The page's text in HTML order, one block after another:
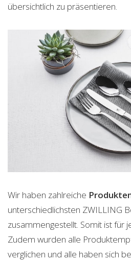
übersichtlich zu präsentieren.
Wir haben zahlreiche
unterschiedlichsten ZWILLING
zusammengestellt. Somit ist für
Zudem wurden alle
verglichen und alle haben sich